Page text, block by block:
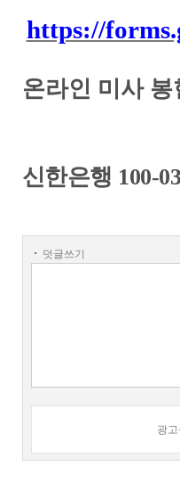
https://
온라인 미사
신한은행 100-
덧글쓰기
광